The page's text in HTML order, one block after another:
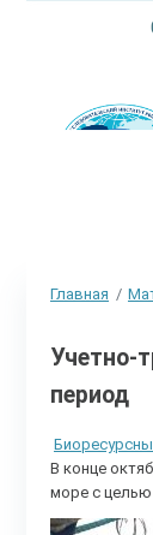
Главная
Учетно-
период
В конце
море с целью